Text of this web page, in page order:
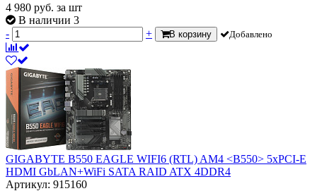
4 980 руб. за шт
В наличии 3
-
+ В корзину Добавлено
GIGABYTE B550 EAGLE WIFI6 (RTL) AM4 <B550> 5xPCI-E
HDMI GbLAN+WiFi SATA RAID ATX 4DDR4
Артикул: 915160